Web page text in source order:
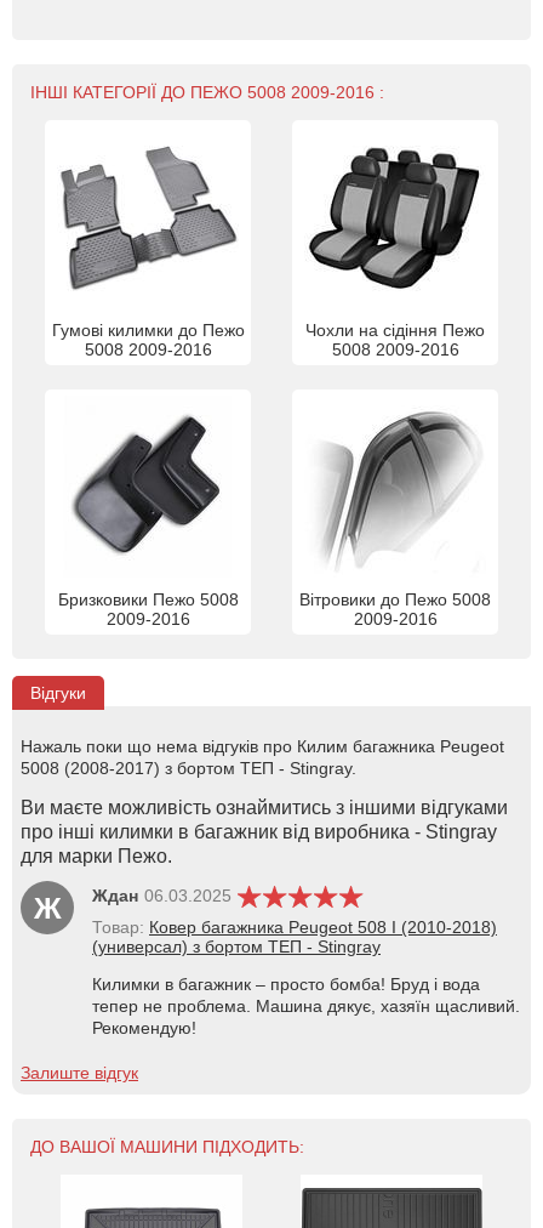
ІНШІ КАТЕГОРІЇ ДО ПЕЖО 5008 2009-2016 :
Гумові килимки до Пежо
5008 2009-2016
Чохли на сідіння Пежо
5008 2009-2016
Бризковики Пежо 5008
2009-2016
Вітровики до Пежо 5008
2009-2016
Відгуки
Нажаль поки що нема відгуків про Килим багажника Peugeot
5008 (2008-2017) з бортом ТЕП - Stingray.
Ви маєте можливість ознаймитись з іншими відгуками
про інші килимки в багажник від виробника - Stingray
для марки Пежо.
Ж Ждан 06.03.2025
Товар: Ковер багажника Peugeot 508 I (2010-2018)
(универсал) з бортом ТЕП - Stingray
Килимки в багажник – просто бомба! Бруд і вода
тепер не проблема. Машина дякує, хазяїн щасливий.
Рекомендую!
Залиште відгук
ДО ВАШОЇ МАШИНИ ПІДХОДИТЬ: